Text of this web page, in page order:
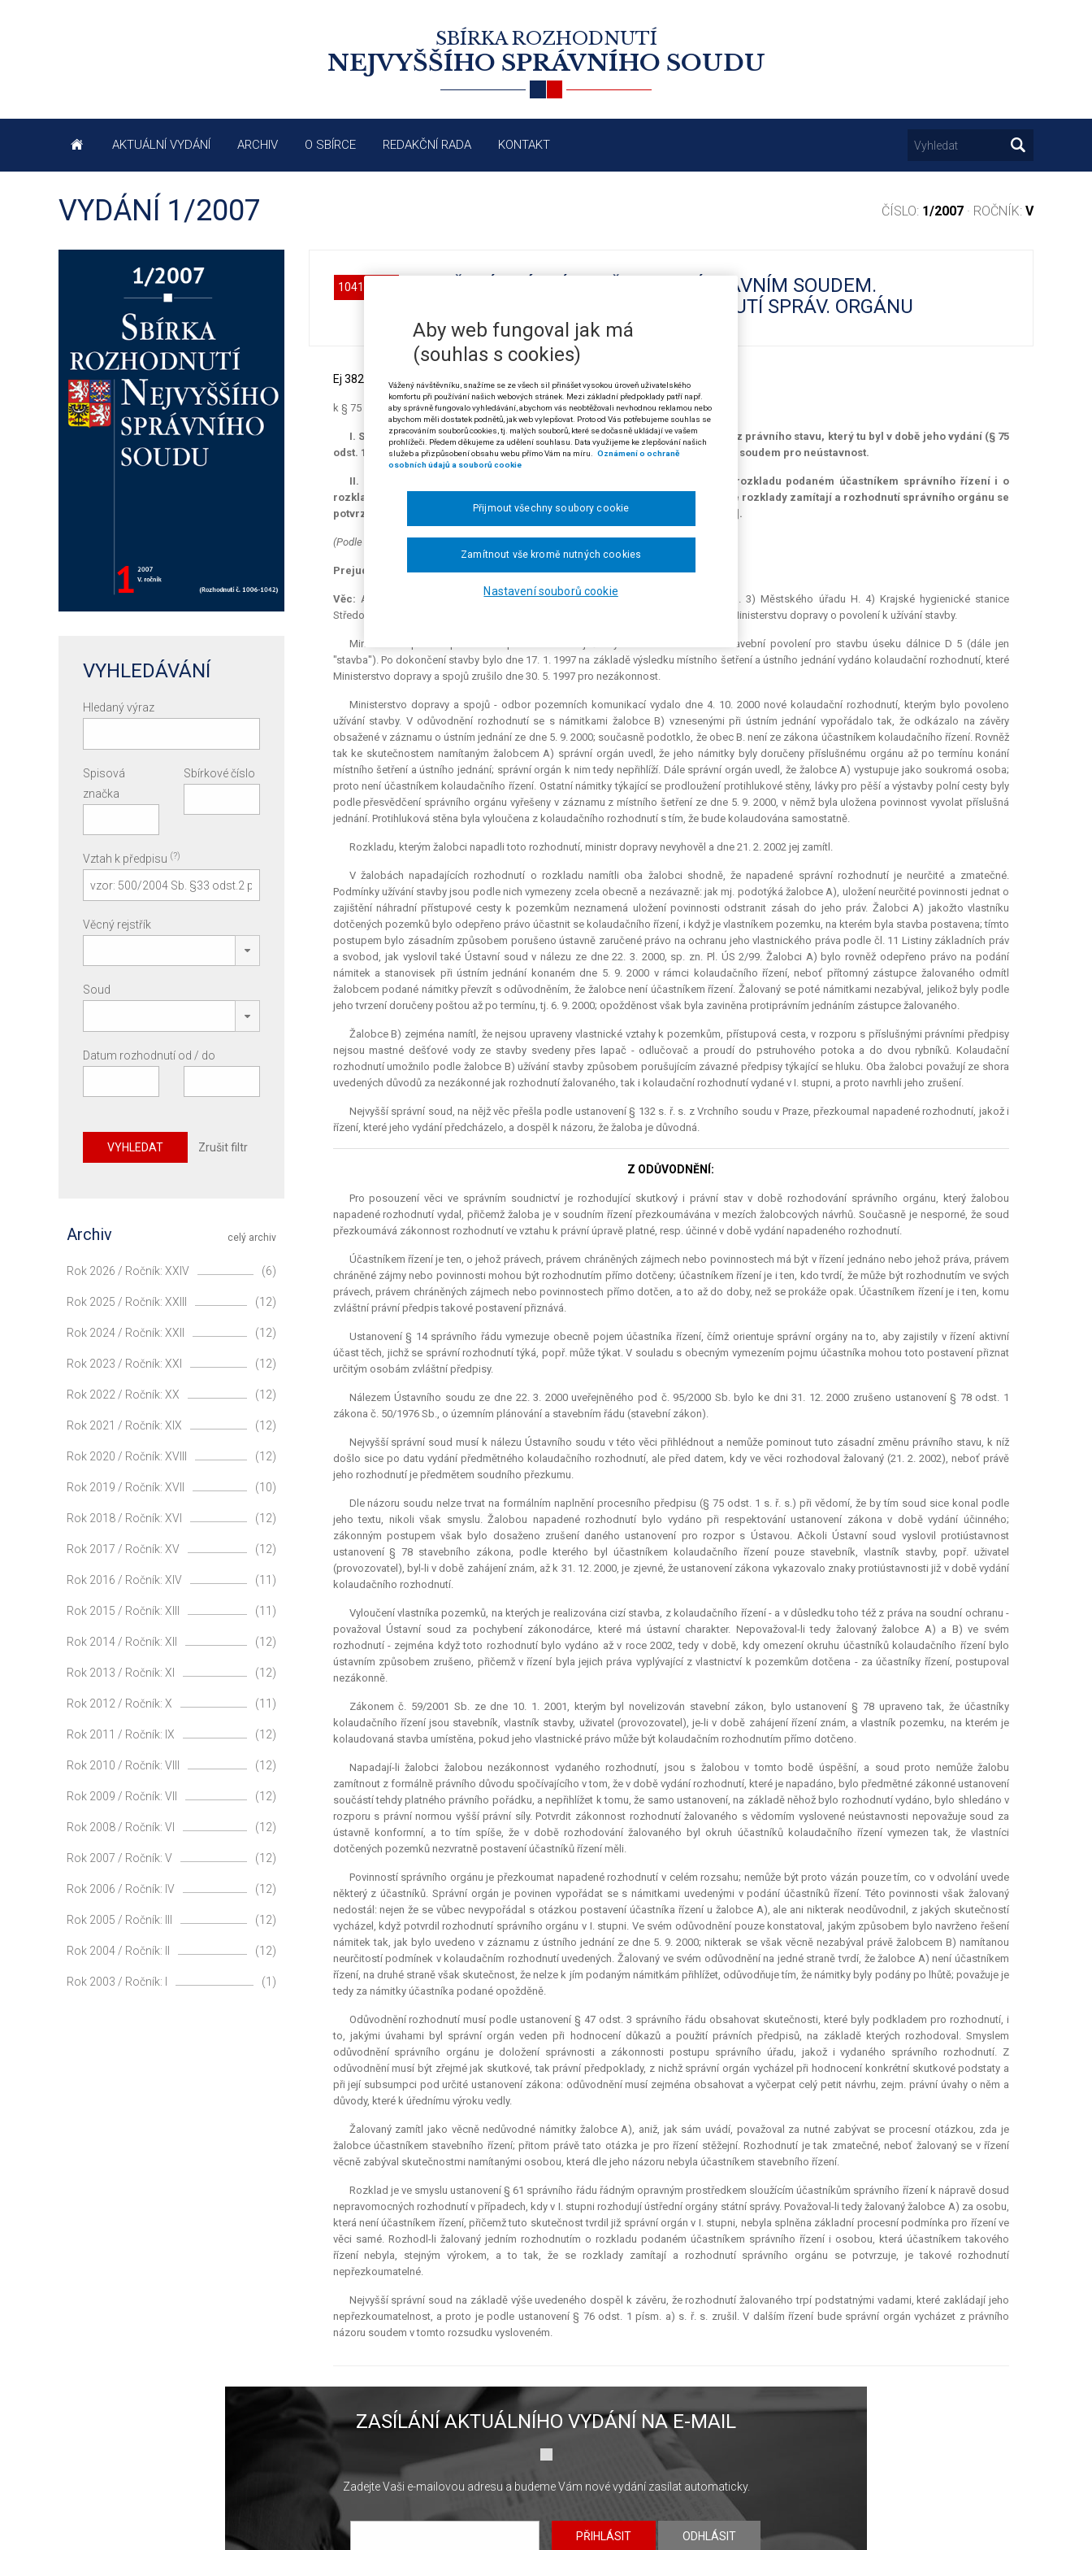
SBÍRKA ROZHODNUTÍ
NEJVYŠŠÍHO SPRÁVNÍHO SOUDU
AKTUÁLNÍ VYDÁNÍ ARCHIV O SBÍRCE REDAKČNÍ RADA KONTAKT
VYDÁNÍ 1/2007 ČÍSLO: 1/2007 · ROČNÍK: V
1041/2007
ZRUŠENÍ PRÁVNÍHO PŘEDPISU ÚSTAVNÍM SOUDEM.
NEPŘEZKOUMATELNOST ROZHODNUTÍ SPRÁV. ORGÁNU
Ej 382/2004
k § 75 odst. 1 a § 76 odst. 1 písm. a) soudního řádu správního
I. Správní soud nemůže při přezkoumání rozhodnutí správního orgánu vyjít z právního stavu, který tu byl v době jeho vydání (§ 75
odst. 1 s. ř. s.), jestliže taková právní úprava byla v mezidobí zrušena Ústavním soudem pro neústavnost.
II. Rozhodl-li správní orgán jedním rozhodnutím se stejným výrokem o rozkladu podaném účastníkem správního řízení i o
rozkladu podaném osobou, která účastníkem takového řízení nebyla (tak, že se rozklady zamítají a rozhodnutí správního orgánu se
potvrzuje), je takové rozhodnutí nepřezkoumatelné [§ 76 odst. 1 písm. a) s. ř. s.].
(Podle rozsudku Nejvyššího správního soudu ze dne 30. 6. 2004, čj. 7 A 48/2002-98)
Prejudikatura:č. 2/2003 a č. 690/2005 Sb. NSS.
Věc: A) Josef M. v B. a B) obec B., za účasti: 1) Věry K. v B., 2) Michala J. v B. 3) Městského úřadu H. 4) Krajské hygienické stanice
Středočeského kraje, 5) Ředitelství silnic a dálnic ČR a 6) Správy a údržby silnic, proti Ministerstvu dopravy o povolení k užívání stavby.
Ministerstvo pro hospodářskou politiku a rozvoj ČR vydalo dne 30. 9. 1992 stavební povolení pro stavbu úseku dálnice D 5 (dále jen
"stavba"). Po dokončení stavby bylo dne 17. 1. 1997 na základě výsledku místního šetření a ústního jednání vydáno kolaudační rozhodnutí, které
Ministerstvo dopravy a spojů zrušilo dne 30. 5. 1997 pro nezákonnost.
Ministerstvo dopravy a spojů - odbor pozemních komunikací vydalo dne 4. 10. 2000 nové kolaudační rozhodnutí, kterým bylo povoleno
užívání stavby. V odůvodnění rozhodnutí se s námitkami žalobce B) vznesenými při ústním jednání vypořádalo tak, že odkázalo na závěry
obsažené v záznamu o ústním jednání ze dne 5. 9. 2000; současně podotklo, že obec B. není ze zákona účastníkem kolaudačního řízení. Rovněž
tak ke skutečnostem namítaným žalobcem A) správní orgán uvedl, že jeho námitky byly doručeny příslušnému orgánu až po termínu konání
místního šetření a ústního jednání; správní orgán k nim tedy nepřihlíží. Dále správní orgán uvedl, že žalobce A) vystupuje jako soukromá osoba;
proto není účastníkem kolaudačního řízení. Ostatní námitky týkající se prodloužení protihlukové stěny, lávky pro pěší a výstavby polní cesty byly
podle přesvědčení správního orgánu vyřešeny v záznamu z místního šetření ze dne 5. 9. 2000, v němž byla uložena povinnost vyvolat příslušná
jednání. Protihluková stěna byla vyloučena z kolaudačního rozhodnutí s tím, že bude kolaudována samostatně.
Rozkladu, kterým žalobci napadli toto rozhodnutí, ministr dopravy nevyhověl a dne 21. 2. 2002 jej zamítl.
V žalobách napadajících rozhodnutí o rozkladu namítli oba žalobci shodně, že napadené správní rozhodnutí je neurčité a zmatečné.
Podmínky užívání stavby jsou podle nich vymezeny zcela obecně a nezávazně: jak mj. podotýká žalobce A), uložení neurčité povinnosti jednat o
zajištění náhradní přístupové cesty k pozemkům neznamená uložení povinnosti odstranit zásah do jeho práv. Žalobci A) jakožto vlastníku
dotčených pozemků bylo odepřeno právo účastnit se kolaudačního řízení, i když je vlastníkem pozemku, na kterém byla stavba postavena; tímto
postupem bylo zásadním způsobem porušeno ústavně zaručené právo na ochranu jeho vlastnického práva podle čl. 11 Listiny základních práv
a svobod, jak vyslovil také Ústavní soud v nálezu ze dne 22. 3. 2000, sp. zn. Pl. ÚS 2/99. Žalobci A) bylo rovněž odepřeno právo na podání
námitek a stanovisek při ústním jednání konaném dne 5. 9. 2000 v rámci kolaudačního řízení, neboť přítomný zástupce žalovaného odmítl
žalobcem podané námitky převzít s odůvodněním, že žalobce není účastníkem řízení. Žalovaný se poté námitkami nezabýval, jelikož byly podle
jeho tvrzení doručeny poštou až po termínu, tj. 6. 9. 2000; opožděnost však byla zaviněna protiprávním jednáním zástupce žalovaného.
Žalobce B) zejména namítl, že nejsou upraveny vlastnické vztahy k pozemkům, přístupová cesta, v rozporu s příslušnými právními předpisy
nejsou mastné dešťové vody ze stavby svedeny přes lapač - odlučovač a proudí do pstruhového potoka a do dvou rybníků. Kolaudační
rozhodnutí umožnilo podle žalobce B) užívání stavby způsobem porušujícím závazné předpisy týkající se hluku. Oba žalobci považují ze shora
uvedených důvodů za nezákonné jak rozhodnutí žalovaného, tak i kolaudační rozhodnutí vydané v I. stupni, a proto navrhli jeho zrušení.
Nejvyšší správní soud, na nějž věc přešla podle ustanovení § 132 s. ř. s. z Vrchního soudu v Praze, přezkoumal napadené rozhodnutí, jakož i
řízení, které jeho vydání předcházelo, a dospěl k názoru, že žaloba je důvodná.
Z ODŮVODNĚNÍ:
Pro posouzení věci ve správním soudnictví je rozhodující skutkový i právní stav v době rozhodování správního orgánu, který žalobou
napadené rozhodnutí vydal, přičemž žaloba je v soudním řízení přezkoumávána v mezích žalobcových návrhů. Současně je nesporné, že soud
přezkoumává zákonnost rozhodnutí ve vztahu k právní úpravě platné, resp. účinné v době vydání napadeného rozhodnutí.
Účastníkem řízení je ten, o jehož právech, právem chráněných zájmech nebo povinnostech má být v řízení jednáno nebo jehož práva, právem
chráněné zájmy nebo povinnosti mohou být rozhodnutím přímo dotčeny; účastníkem řízení je i ten, kdo tvrdí, že může být rozhodnutím ve svých
právech, právem chráněných zájmech nebo povinnostech přímo dotčen, a to až do doby, než se prokáže opak. Účastníkem řízení je i ten, komu
zvláštní právní předpis takové postavení přiznává.
Ustanovení § 14 správního řádu vymezuje obecně pojem účastníka řízení, čímž orientuje správní orgány na to, aby zajistily v řízení aktivní
účast těch, jichž se správní rozhodnutí týká, popř. může týkat. V souladu s obecným vymezením pojmu účastníka mohou toto postavení přiznat
určitým osobám zvláštní předpisy.
Nálezem Ústavního soudu ze dne 22. 3. 2000 uveřejněného pod č. 95/2000 Sb. bylo ke dni 31. 12. 2000 zrušeno ustanovení § 78 odst. 1
zákona č. 50/1976 Sb., o územním plánování a stavebním řádu (stavební zákon).
Nejvyšší správní soud musí k nálezu Ústavního soudu v této věci přihlédnout a nemůže pominout tuto zásadní změnu právního stavu, k níž
došlo sice po datu vydání předmětného kolaudačního rozhodnutí, ale před datem, kdy ve věci rozhodoval žalovaný (21. 2. 2002), neboť právě
jeho rozhodnutí je předmětem soudního přezkumu.
Dle názoru soudu nelze trvat na formálním naplnění procesního předpisu (§ 75 odst. 1 s. ř. s.) při vědomí, že by tím soud sice konal podle
jeho textu, nikoli však smyslu. Žalobou napadené rozhodnutí bylo vydáno při respektování ustanovení zákona v době vydání účinného;
zákonným postupem však bylo dosaženo zrušení daného ustanovení pro rozpor s Ústavou. Ačkoli Ústavní soud vyslovil protiústavnost
ustanovení § 78 stavebního zákona, podle kterého byl účastníkem kolaudačního řízení pouze stavebník, vlastník stavby, popř. uživatel
(provozovatel), byl-li v době zahájení znám, až k 31. 12. 2000, je zjevné, že ustanovení zákona vykazovalo znaky protiústavnosti již v době vydání
kolaudačního rozhodnutí.
Vyloučení vlastníka pozemků, na kterých je realizována cizí stavba, z kolaudačního řízení - a v důsledku toho též z práva na soudní ochranu -
považoval Ústavní soud za pochybení zákonodárce, které má ústavní charakter. Nepovažoval-li tedy žalovaný žalobce A) a B) ve svém
rozhodnutí - zejména když toto rozhodnutí bylo vydáno až v roce 2002, tedy v době, kdy omezení okruhu účastníků kolaudačního řízení bylo
ústavním způsobem zrušeno, přičemž v řízení byla jejich práva vyplývající z vlastnictví k pozemkům dotčena - za účastníky řízení, postupoval
nezákonně.
Zákonem č. 59/2001 Sb. ze dne 10. 1. 2001, kterým byl novelizován stavební zákon, bylo ustanovení § 78 upraveno tak, že účastníky
kolaudačního řízení jsou stavebník, vlastník stavby, uživatel (provozovatel), je-li v době zahájení řízení znám, a vlastník pozemku, na kterém je
kolaudovaná stavba umístěna, pokud jeho vlastnické právo může být kolaudačním rozhodnutím přímo dotčeno.
Napadají-li žalobci žalobou nezákonnost vydaného rozhodnutí, jsou s žalobou v tomto bodě úspěšní, a soud proto nemůže žalobu
zamítnout z formálně právního důvodu spočívajícího v tom, že v době vydání rozhodnutí, které je napadáno, bylo předmětné zákonné ustanovení
součástí tehdy platného právního pořádku, a nepřihlížet k tomu, že samo ustanovení, na základě něhož bylo rozhodnutí vydáno, bylo shledáno v
rozporu s právní normou vyšší právní síly. Potvrdit zákonnost rozhodnutí žalovaného s vědomím vyslovené neústavnosti nepovažuje soud za
ústavně konformní, a to tím spíše, že v době rozhodování žalovaného byl okruh účastníků kolaudačního řízení vymezen tak, že vlastníci
dotčených pozemků nezvratně postavení účastníků řízení měli.
Povinností správního orgánu je přezkoumat napadené rozhodnutí v celém rozsahu; nemůže být proto vázán pouze tím, co v odvolání uvede
některý z účastníků. Správní orgán je povinen vypořádat se s námitkami uvedenými v podání účastníků řízení. Této povinnosti však žalovaný
nedostál: nejen že se vůbec nevypořádal s otázkou postavení účastníka řízení u žalobce A), ale ani nikterak neodůvodnil, z jakých skutečností
vycházel, když potvrdil rozhodnutí správního orgánu v I. stupni. Ve svém odůvodnění pouze konstatoval, jakým způsobem bylo navrženo řešení
námitek tak, jak bylo uvedeno v záznamu z ústního jednání ze dne 5. 9. 2000; nikterak se však věcně nezabýval právě žalobcem B) namítanou
neurčitostí podmínek v kolaudačním rozhodnutí uvedených. Žalovaný ve svém odůvodnění na jedné straně tvrdí, že žalobce A) není účastníkem
řízení, na druhé straně však skutečnost, že nelze k jím podaným námitkám přihlížet, odůvodňuje tím, že námitky byly podány po lhůtě; považuje je
tedy za námitky účastníka podané opožděně.
Odůvodnění rozhodnutí musí podle ustanovení § 47 odst. 3 správního řádu obsahovat skutečnosti, které byly podkladem pro rozhodnutí, i
to, jakými úvahami byl správní orgán veden při hodnocení důkazů a použití právních předpisů, na základě kterých rozhodoval. Smyslem
odůvodnění správního orgánu je doložení správnosti a zákonnosti postupu správního úřadu, jakož i vydaného správního rozhodnutí. Z
odůvodnění musí být zřejmé jak skutkové, tak právní předpoklady, z nichž správní orgán vycházel při hodnocení konkrétní skutkové podstaty a
při její subsumpci pod určité ustanovení zákona: odůvodnění musí zejména obsahovat a vyčerpat celý petitnávrhu, zejm. právní úvahy o něm a
důvody, které k úřednímu výroku vedly.
Žalovaný zamítl jako věcně nedůvodné námitky žalobce A), aniž, jak sám uvádí, považoval za nutné zabývat se procesní otázkou, zda je
žalobce účastníkem stavebního řízení; přitom právě tato otázka je pro řízení stěžejní. Rozhodnutí je tak zmatečné, neboť žalovaný se v řízení
věcně zabýval skutečnostmi namítanými osobou, která dle jeho názoru nebyla účastníkem stavebního řízení.
Rozklad je ve smyslu ustanovení § 61 správního řádu řádným opravným prostředkem sloužícím účastníkům správního řízení k nápravě dosud
nepravomocných rozhodnutí v případech, kdy v I. stupni rozhodují ústřední orgány státní správy. Považoval-li tedy žalovaný žalobce A) za osobu,
která není účastníkem řízení, přičemž tuto skutečnost tvrdil již správní orgán v I. stupni, nebyla splněna základní procesní podmínka pro řízení ve
věci samé. Rozhodl-li žalovaný jedním rozhodnutím o rozkladu podaném účastníkem správního řízení i osobou, která účastníkem takového
řízení nebyla, stejným výrokem, a to tak, že se rozklady zamítají a rozhodnutí správního orgánu se potvrzuje, je takové rozhodnutí
nepřezkoumatelné.
Nejvyšší správní soud na základě výše uvedeného dospěl k závěru, že rozhodnutí žalovaného trpí podstatnými vadami, které zakládají jeho
nepřezkoumatelnost, a proto je podle ustanovení § 76 odst. 1 písm. a) s. ř. s. zrušil. V dalším řízení bude správní orgán vycházet z právního
názoru soudem v tomto rozsudku vysloveném.
VYHLEDÁVÁNÍ
Hledaný výraz
Spisová
značka
Sbírkové číslo
Vztah k předpisu (?)
Věcný rejstřík
Soud
Datum rozhodnutí od / do
VYHLEDAT Zrušit filtr
celý archiv
Archiv
Rok 2026 / Ročník: XXIV (6)
Rok 2025 / Ročník: XXIII (12)
Rok 2024 / Ročník: XXII (12)
Rok 2023 / Ročník: XXI (12)
Rok 2022 / Ročník: XX (12)
Rok 2021 / Ročník: XIX (12)
Rok 2020 / Ročník: XVIII (12)
Rok 2019 / Ročník: XVII (10)
Rok 2018 / Ročník: XVI (12)
Rok 2017 / Ročník: XV (12)
Rok 2016 / Ročník: XIV (11)
Rok 2015 / Ročník: XIII (11)
Rok 2014 / Ročník: XII (12)
Rok 2013 / Ročník: XI (12)
Rok 2012 / Ročník: X (11)
Rok 2011 / Ročník: IX (12)
Rok 2010 / Ročník: VIII (12)
Rok 2009 / Ročník: VII (12)
Rok 2008 / Ročník: VI (12)
Rok 2007 / Ročník: V (12)
Rok 2006 / Ročník: IV (12)
Rok 2005 / Ročník: III (12)
Rok 2004 / Ročník: II (12)
Rok 2003 / Ročník: I (1)
ZASÍLÁNÍ AKTUÁLNÍHO VYDÁNÍ NA E-MAIL
Zadejte Vaši e-mailovou adresu a budeme Vám nové vydání zasílat automaticky.
PŘIHLÁSIT ODHLÁSIT
Aby web fungoval jak má
(souhlas s cookies)
Vážený návštěvníku, snažíme se ze všech sil přinášet vysokou úroveň uživatelského
komfortu při používání našich webových stránek. Mezi základní předpoklady patří např.
aby správně fungovalo vyhledávání, abychom vás neobtěžovali nevhodnou reklamou nebo
abychom měli dostatek podnětů, jak web vylepšovat. Proto od Vás potřebujeme souhlas se
zpracováním souborů cookies, tj. malých souborů, které se dočasně ukládají ve vašem
prohlížeči. Předem děkujeme za udělení souhlasu. Data využijeme ke zlepšování našich
služeb a přizpůsobení obsahu webu přímo Vám na míru.
Oznámení o ochraně
osobních údajů a souborů cookie
Nastavení souborů cookie
Zamítnout vše kromě nutných cookies
Přijmout všechny soubory cookie